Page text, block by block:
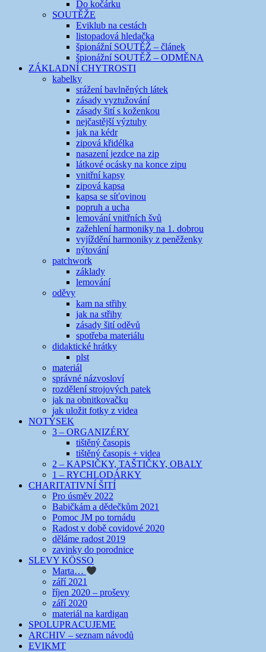
Do kočárku
SOUTĚŽE
Eviklub na cestách
listopadová hledačka
špionážní SOUTĚŽ – článek
špionážní SOUTĚŽ – ODMĚNA
ZÁKLADNÍ CHYTROSTI
kabelky
srážení bavlněných látek
zásady vyztužování
zásady šití s koženkou
nejčastější výztuhy
jak na kédr
zipová křidélka
nasazení jezdce na zip
látkové ocásky na konce zipu
vnitřní kapsy
zipová kapsa
kapsa se síťovinou
popruh a ucha
lemování vnitřních švů
zažehlení harmoniky na 1. dobrou
vyjíždění harmoniky z peněženky
nýtování
patchwork
základy
lemování
oděvy
kam na střihy
jak na střihy
zásady šití oděvů
spotřeba materiálu
didaktické hrátky
plst
materiál
správné názvosloví
rozdělení strojových patek
jak na obnitkovačku
jak uložit fotky z videa
NOTÝSEK
3 – ORGANIZÉRY
tištěný časopis
tištěný časopis + videa
2 – KAPSIČKY, TAŠTIČKY, OBALY
1 – RYCHLODÁRKY
CHARITATIVNÍ ŠITÍ
Pro úsměv 2022
Babičkám a dědečkům 2021
Pomoc JM po tornádu
Radost v době covidové 2020
děláme radost 2019
zavinky do porodnice
SLEVY KÖSSO
Marta…
září 2021
říjen 2020 – proševy
září 2020
materiál na kardigan
SPOLUPRACUJEME
ARCHIV – seznam návodů
EVIKMT